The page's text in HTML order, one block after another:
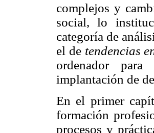
complejos y
social, lo
categoría de
el de tendencias
ordenador
implantación de
En el primer
formación
procesos y